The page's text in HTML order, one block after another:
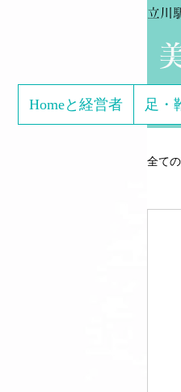
立川
Homeと経営者 足・
全て